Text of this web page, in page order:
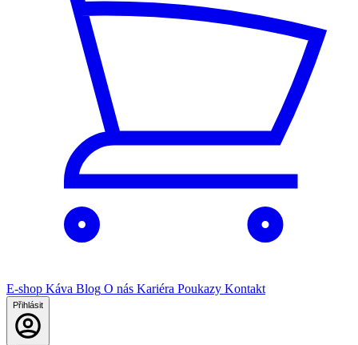
E-shop Káva Blog O nás Kariéra Poukazy Kontakt
Přihlásit